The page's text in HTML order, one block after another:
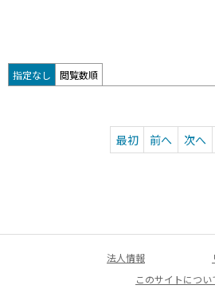
指定なし 閲覧数順
最初 前へ 次へ
法人情報
このサイトについ